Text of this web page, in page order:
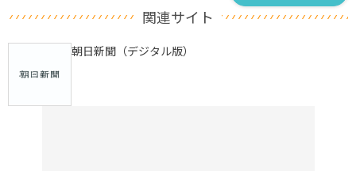
関連サイト
朝日新聞（デジタル版）